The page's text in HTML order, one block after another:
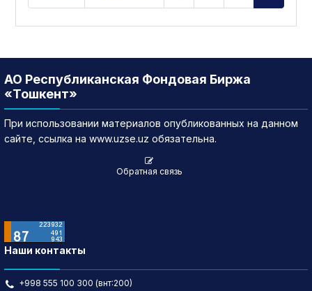
АО Республиканская Фондовая Биржа
«Тошкент»
При использовании материалов опубликованных на данном
сайте, ссылка на www.uzse.uz обязательна.
Обратная связь
Наши контакты
+998 555 100 300 (внт:200)